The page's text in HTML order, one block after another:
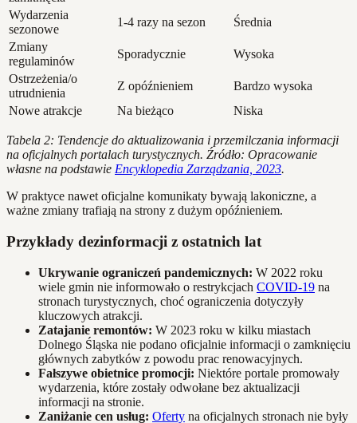
Wydarzenia
sezonowe
1-4 razy na sezon
Średnia
Zmiany
regulaminów
Sporadycznie
Wysoka
Ostrzeżenia/o
utrudnienia
Z opóźnieniem
Bardzo wysoka
Nowe atrakcje
Na bieżąco Niska
Tabela 2: Tendencje do aktualizowania i przemilczania informacji
na oficjalnych portalach turystycznych. Źródło: Opracowanie
własne na podstawie Encyklopedia Zarządzania, 2023.
W praktyce nawet oficjalne komunikaty bywają lakoniczne, a
ważne zmiany trafiają na strony z dużym opóźnieniem.
Przykłady dezinformacji z ostatnich lat
Ukrywanie ograniczeń pandemicznych: W 2022 roku
wiele gmin nie informowało o restrykcjach COVID-19 na
stronach turystycznych, choć ograniczenia dotyczyły
kluczowych atrakcji.
Zatajanie remontów: W 2023 roku w kilku miastach
Dolnego Śląska nie podano oficjalnie informacji o zamknięciu
głównych zabytków z powodu prac renowacyjnych.
Fałszywe obietnice promocji: Niektóre portale promowały
wydarzenia, które zostały odwołane bez aktualizacji
informacji na stronie.
Zaniżanie cen usług: Oferty na oficjalnych stronach nie były